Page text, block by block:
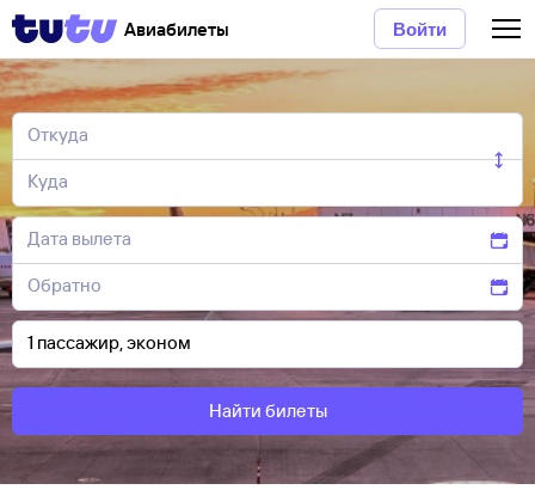
Авиабилеты Войти
Найти билеты